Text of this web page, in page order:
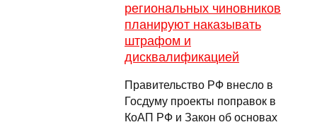
региональных чиновников
планируют наказывать
штрафом и
дисквалификацией
Правительство РФ внесло в
Госдуму проекты поправок в
КоАП РФ и Закон об основах